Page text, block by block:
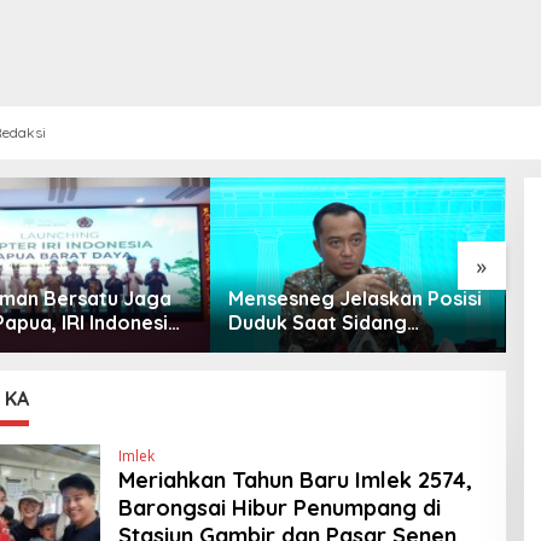
»
Bersatu Jaga
IRI Indonesia
Chapter Papua
Mensesneg Jelaskan Posisi
Duduk Saat Sidang
Kabinet: Kebutuhan Teknis,
Imlek
Meriahkan Tahun Baru Imlek 2574,
Barongsai Hibur Penumpang di